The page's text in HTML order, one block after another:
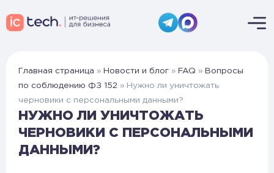
Главная страница » Новости и блог » FAQ » Вопросы
по соблюдению ФЗ 152 » Нужно ли уничтожать
черновики с персональными данными?
НУЖНО ЛИ УНИЧТОЖАТЬ
ЧЕРНОВИКИ С ПЕРСОНАЛЬНЫМИ
ДАННЫМИ?